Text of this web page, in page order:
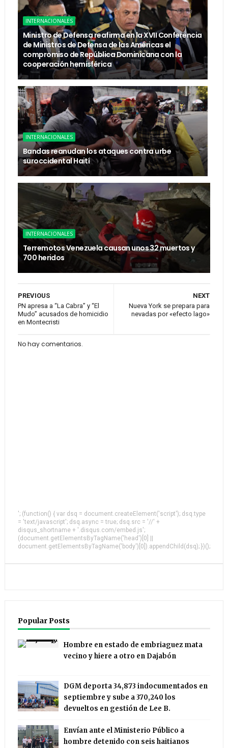
INTERNACIONALES
Ministro de Defensa reafirma en la XVII Conferencia
de Ministros de Defensa de las Américas el
compromiso de República Dominicana con la
cooperación hemisférica
INTERNACIONALES
Bandas reanudan los ataques contra urbe
suroccidental Haití
INTERNACIONALES
Terremotos Venezuela causan unos 32 muertos y
700 heridos
NEXT
Nueva York se prepara para
nevadas por «efecto lago»
PREVIOUS
PN apresa a “La Cabra” y “El
Mudo” acusados de homicidio
en Montecristi
No hay comentarios.
'; (function() { var dsq = document.createElement('script'); dsq.type
= 'text/javascript'; dsq.async = true; dsq.src = '//' +
disqus_shortname + '.disqus.com/embed.js';
(document.getElementsByTagName('head')[0] ||
document.getElementsByTagName('body')[0]).appendChild(dsq); })();
Popular Posts
Hombre en estado de embriaguez mata
vecino y hiere a otro en Dajabón
DGM deporta 34,873 indocumentados en
septiembre y sube a 370,240 los
devueltos en gestión de Lee B.
Envían ante el Ministerio Público a
hombre detenido con seis haitianos